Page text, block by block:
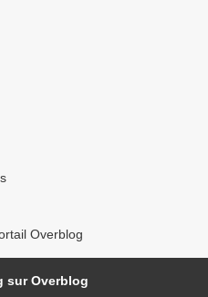
Overblog
sur Overblog